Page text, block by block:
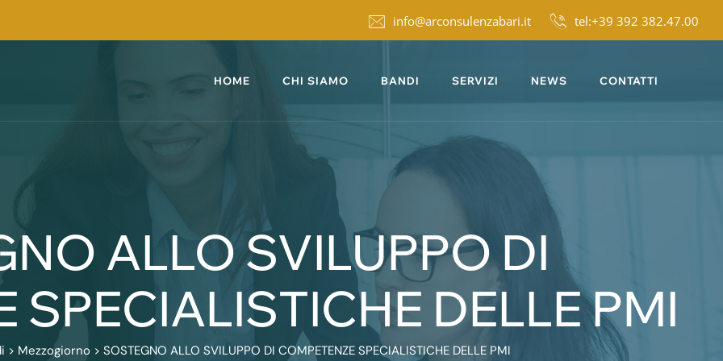
info@arconsulenzabari.it tel:+39 392 382.47.00
HOME CHI SIAMO BANDI SERVIZI NEWS CONTATTI
ALLO SVILUPPO DI
SPECIALISTICHE DELLE PMI
> Mezzogiorno > SOSTEGNO ALLO SVILUPPO DI COMPETENZE SPECIALISTICHE DELLE PMI